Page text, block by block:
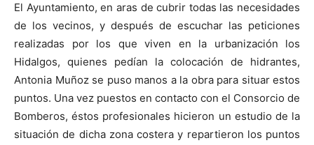
El Ayuntamiento, en aras de cubrir todas las necesidades
de los vecinos, y después de escuchar las peticiones
realizadas por los que viven en la urbanización los
Hidalgos, quienes pedían la colocación de hidrantes,
Antonia Muñoz se puso manos a la obra para situar estos
puntos. Una vez puestos en contacto con el Consorcio de
Bomberos, éstos profesionales hicieron un estudio de la
situación de dicha zona costera y repartieron los puntos